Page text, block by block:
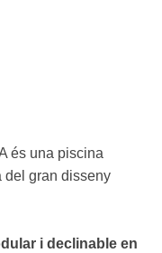
és una piscina
del gran disseny
i declinable en